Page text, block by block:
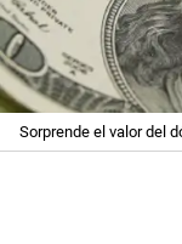
Sorprende el valor del